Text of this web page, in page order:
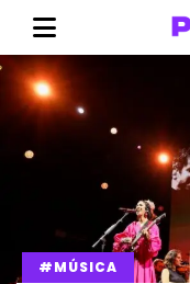
#MÚSICA